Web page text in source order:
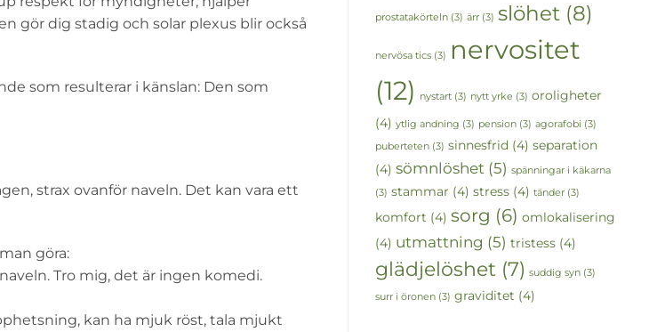
gör dig stadig och solar plexus blir också
som resulterar i känslan: Den som
strax ovanför naveln. Det kan vara ett
göra:
Tro mig, det är ingen komedi.
kan ha mjuk röst, tala mjukt
prostatakörteln(3) ärr(3) slöhet(8)
nervösa tics(3) nervositet
(12)
nystart(3) nytt yrke (3) oroligheter
(4) ytlig andning (3) pension(3) agorafobi (3)
puberteten(3) sinnesfrid (4) separation
(4) sömnlöshet (5) spänningar i käkarna
(3) stammar (4) stress(4) tänder(3)
komfort (4) sorg (6) omlokalisering
(4) utmattning (5) tristess(4)
glädjelöshet (7) suddig syn(3)
surr i öronen(3) graviditet (4)